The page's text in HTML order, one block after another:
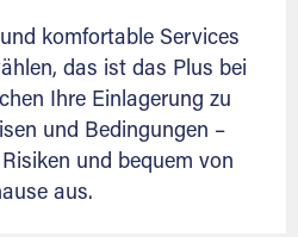
komfortable Services
das ist das Plus bei
Ihre Einlagerung zu
und Bedingungen –
und bequem von
aus.